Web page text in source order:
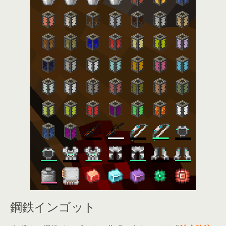
鋼鉄インゴット